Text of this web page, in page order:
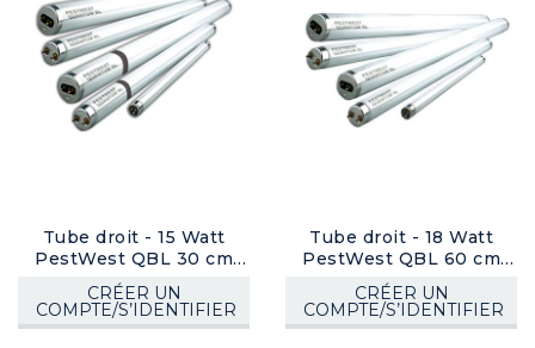
Tube droit - 15 Watt
PestWest QBL 30 cm
(T5) (gainé)
CRÉER UN
COMPTE/S’IDENTIFIER
Tube droit - 18 Watt
PestWest QBL 60 cm
(T8)
CRÉER UN
COMPTE/S’IDENTIFIER